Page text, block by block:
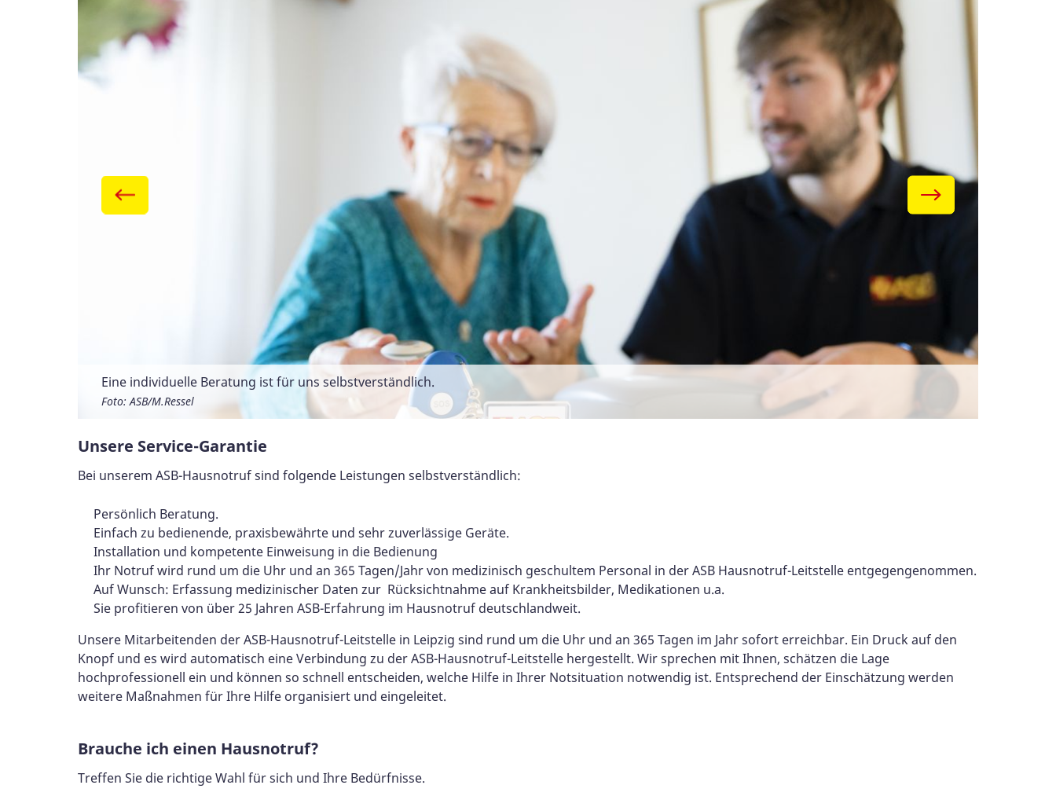
Eine individuelle Beratung ist für uns selbstverständlich.
Foto: ASB/M.Ressel
Hausnotrufsender.
Foto: ASB/M.Ressel
Unsere Service-Garantie
Bei unserem ASB-Hausnotruf sind folgende Leistungen selbstverständlich:
Persönlich Beratung.
Einfach zu bedienende, praxisbewährte und sehr zuverlässige Geräte.
Installation und kompetente Einweisung in die Bedienung
Ihr Notruf wird rund um die Uhr und an 365 Tagen/Jahr von medizinisch geschultem Personal in der ASB Hausnotruf-Leitstelle entgegengenommen.
Auf Wunsch: Erfassung medizinischer Daten zur Rücksichtnahme auf Krankheitsbilder, Medikationen u.a.
Sie profitieren von über 25 Jahren ASB-Erfahrung im Hausnotruf deutschlandweit.
Unsere Mitarbeitenden der ASB-Hausnotruf-Leitstelle in Leipzig sind rund um die Uhr und an 365 Tagen im Jahr sofort erreichbar. Ein Druck auf den
Knopf und es wird automatisch eine Verbindung zu der ASB-Hausnotruf-Leitstelle hergestellt. Wir sprechen mit Ihnen, schätzen die Lage
hochprofessionell ein und können so schnell entscheiden, welche Hilfe in Ihrer Notsituation notwendig ist. Entsprechend der Einschätzung werden
weitere Maßnahmen für Ihre Hilfe organisiert und eingeleitet.
Brauche ich einen Hausnotruf?
Treffen Sie die richtige Wahl für sich und Ihre Bedürfnisse.